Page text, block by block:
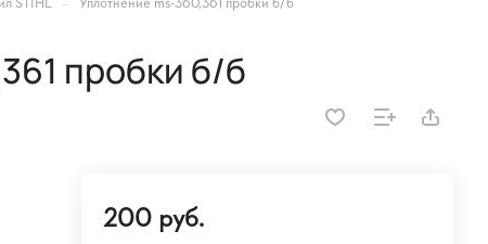
пробки б/б
200 руб.